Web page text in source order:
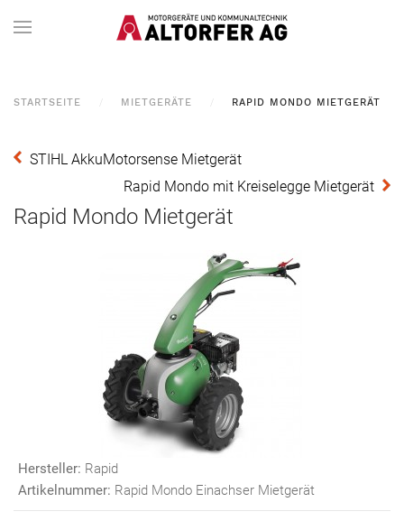
STARTSEITE MIETGERÄTE RAPID MONDO MIETGERÄT
STIHL AkkuMotorsense Mietgerät
Rapid Mondo mit Kreiselegge Mietgerät
Rapid Mondo Mietgerät
Hersteller: Rapid
Artikelnummer: Rapid Mondo Einachser Mietgerät